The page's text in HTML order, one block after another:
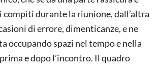
compiti durante la riunione, dall’altra
di errore, dimenticanze, e ne
occupando spazi nel tempo e nella
e dopo l’incontro. Il quadro